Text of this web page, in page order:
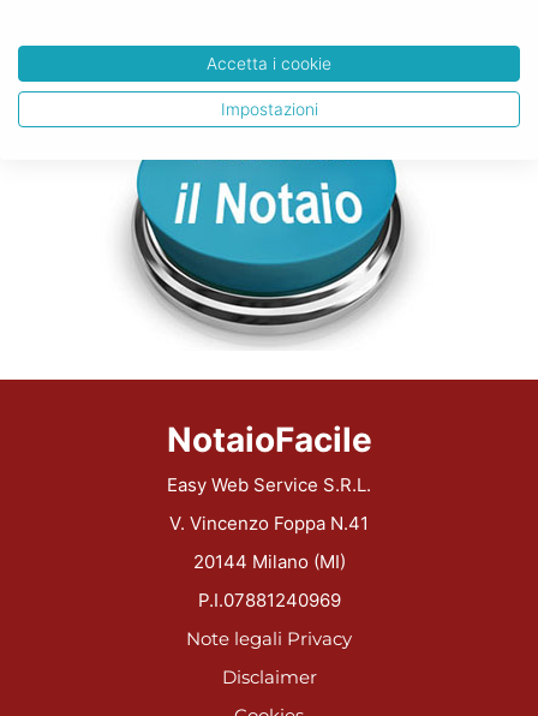
NotaioFacile
Easy Web Service S.R.L.
V. Vincenzo Foppa N.41
20144 Milano (MI)
P.I.07881240969
Note legali Privacy
Disclaimer
Accetta i cookie
Impostazioni